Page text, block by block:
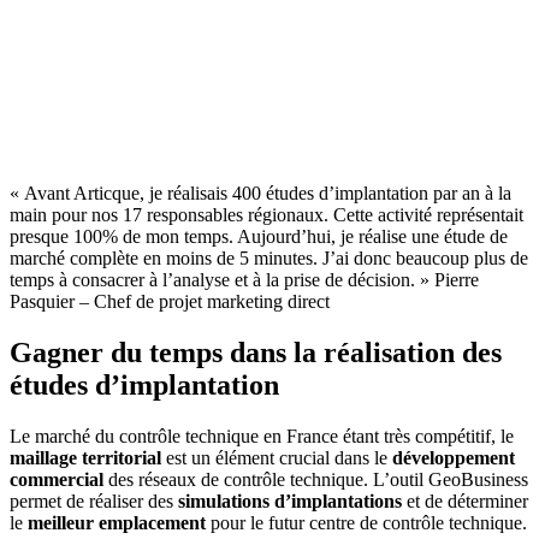
« Avant Articque, je réalisais 400 études d’implantation par an à la
main pour nos 17 responsables régionaux. Cette activité représentait
presque 100% de mon temps. Aujourd’hui, je réalise une étude de
marché complète en moins de 5 minutes. J’ai donc beaucoup plus de
temps à consacrer à l’analyse et à la prise de décision. » Pierre
Pasquier – Chef de projet marketing direct
Gagner du temps dans la réalisation des
études d’implantation
Le marché du contrôle technique en France étant très compétitif, le
maillage territorial est un élément crucial dans le développement
commercial des réseaux de contrôle technique. L’outil GeoBusiness
permet de réaliser des simulations d’implantations et de déterminer
le meilleur emplacement pour le futur centre de contrôle technique.